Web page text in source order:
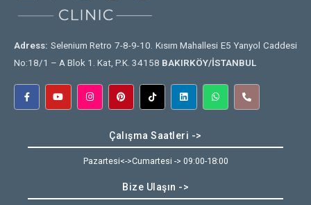
Adress: Selenium Retro 7-8-9-10. Kısım Mahallesi E5 Yanyol Caddesi
No:18/1 – A Blok 1. Kat, P.K. 34158 BAKIRKÖY/İSTANBUL
Çalışma Saatleri ->
Pazartesi<->Cumartesi -> 09:00-18:00
Bize Ulaşın ->